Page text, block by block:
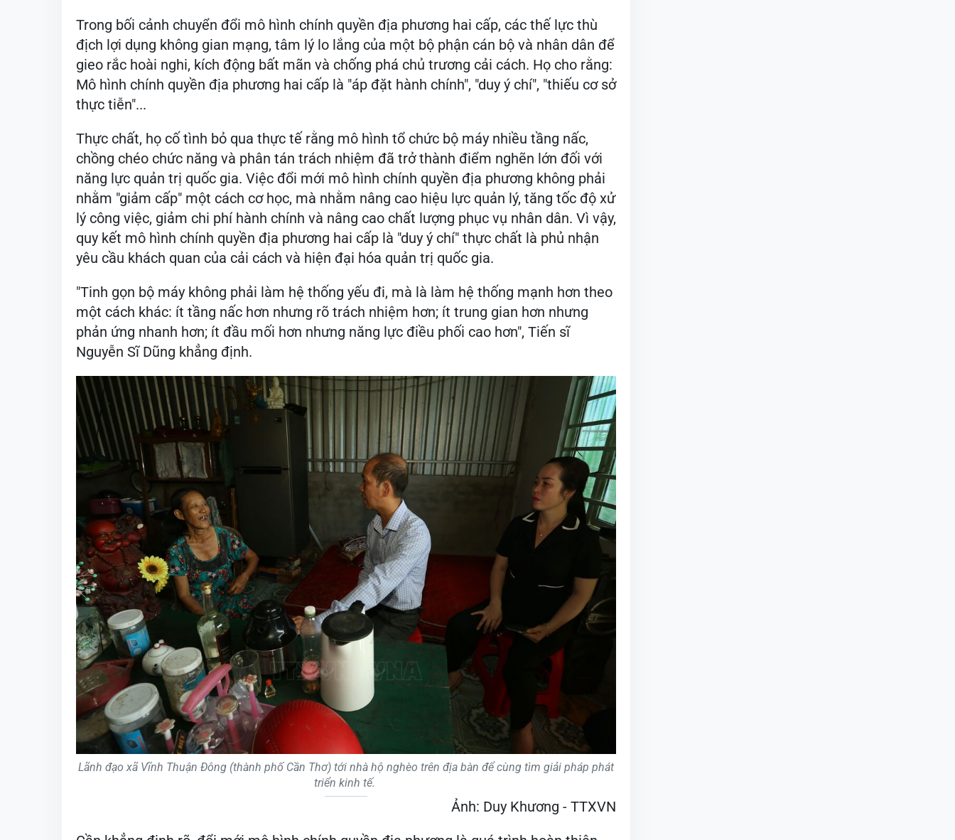
Trong bối cảnh chuyển đổi mô hình chính quyền địa phương hai cấp, các thế lực thù
địch lợi dụng không gian mạng, tâm lý lo lắng của một bộ phận cán bộ và nhân dân để
gieo rắc hoài nghi, kích động bất mãn và chống phá chủ trương cải cách. Họ cho rằng:
Mô hình chính quyền địa phương hai cấp là "áp đặt hành chính", "duy ý chí", "thiếu cơ sở
thực tiễn"...
Thực chất, họ cố tình bỏ qua thực tế rằng mô hình tổ chức bộ máy nhiều tầng nấc,
chồng chéo chức năng và phân tán trách nhiệm đã trở thành điểm nghẽn lớn đối với
năng lực quản trị quốc gia. Việc đổi mới mô hình chính quyền địa phương không phải
nhằm "giảm cấp" một cách cơ học, mà nhằm nâng cao hiệu lực quản lý, tăng tốc độ xử
lý công việc, giảm chi phí hành chính và nâng cao chất lượng phục vụ nhân dân. Vì vậy,
quy kết mô hình chính quyền địa phương hai cấp là "duy ý chí" thực chất là phủ nhận
yêu cầu khách quan của cải cách và hiện đại hóa quản trị quốc gia.
"Tinh gọn bộ máy không phải làm hệ thống yếu đi, mà là làm hệ thống mạnh hơn theo
một cách khác: ít tầng nấc hơn nhưng rõ trách nhiệm hơn; ít trung gian hơn nhưng
phản ứng nhanh hơn; ít đầu mối hơn nhưng năng lực điều phối cao hơn", Tiến sĩ
Nguyễn Sĩ Dũng khẳng định.
Lãnh đạo xã Vĩnh Thuận Đông (thành phố Cần Thơ) tới nhà hộ nghèo trên địa bàn để cùng tìm giải pháp phát
triển kinh tế.
Ảnh: Duy Khương - TTXVN